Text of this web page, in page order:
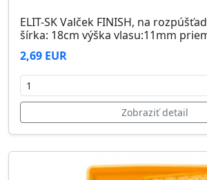
ELIT-SK Valček FINISH, na
šírka: 18cm výška vlasu:11mm
2,69 EUR
Zobraziť detail